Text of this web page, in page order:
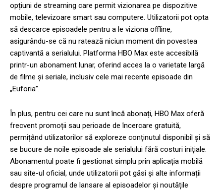
opțiuni de streaming care permit vizionarea pe dispozitive
mobile, televizoare smart sau computere. Utilizatorii pot opta
să descarce episoadele pentru a le viziona offline,
asigurându-se că nu ratează niciun moment din povestea
captivantă a serialului. Platforma HBO Max este accesibilă
printr-un abonament lunar, oferind acces la o varietate largă
de filme și seriale, inclusiv cele mai recente episoade din
„Euforia”.
În plus, pentru cei care nu sunt încă abonați, HBO Max oferă
frecvent promoții sau perioade de încercare gratuită,
permițând utilizatorilor să exploreze conținutul disponibil și să
se bucure de noile episoade ale serialului fără costuri inițiale.
Abonamentul poate fi gestionat simplu prin aplicația mobilă
sau site-ul oficial, unde utilizatorii pot găsi și alte informații
despre programul de lansare al episoadelor și noutățile